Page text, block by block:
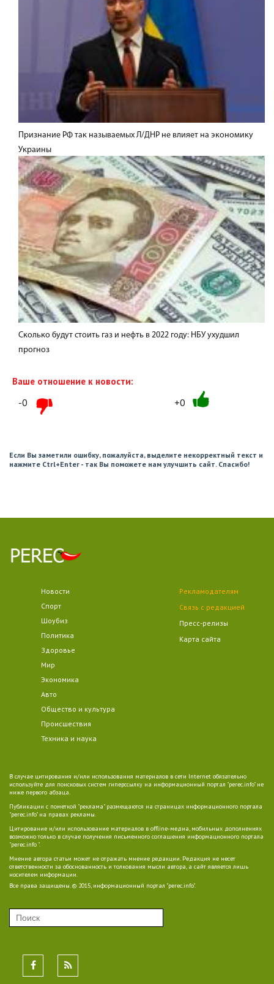
Признание РФ так называемых Л/ДНР не влияет на экономику
Украины
Сколько будут стоить газ и нефть в 2022 году: НБУ ухудшил
прогноз
Ваше отношение к новости:
-0 +0
Если Вы заметили ошибку, пожалуйста, выделите некорректный текст и
нажмите Ctrl+Enter - так Вы поможете нам улучшить сайт. Спасибо!
Новости
Спорт
Шоубиз
Политика
Здоровье
Мир
Экономика
Авто
Общество и культура
Происшествия
Техника и наука
Рекламодателям
Связь с редакцией
Пресс-релизы
Карта сайта
В случае цитирования и/или использования материалов в сети Internet обязательно
используйте для поисковых систем гиперссылку на информационный портал "perec.info" не
ниже первого абзаца.
Публикации с пометкой "реклама" размещаются на страницах информационного портала
"perec.info" на правах рекламы.
Цитирование и/или использование материалов в offline-медиа, мобильных дополнениях
возможно только в случае получения письменного соглашения информационного портала
"perec.info ".
Мнение автора статьи может не отражать мнение редакции. Редакция не несет
ответственности за обоснованность и толкования мысли автора, а сайт является лишь
носителем информации.
Все права защищены. © 2015, информационный портал "perec.info".